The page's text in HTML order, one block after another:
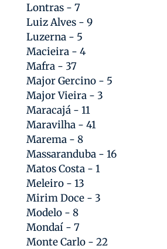
Lontras - 7
Luiz Alves - 9
Luzerna - 5
Macieira - 4
Mafra - 37
Major Gercino - 5
Major Vieira - 3
Maracajá - 11
Maravilha - 41
Marema - 8
Massaranduba - 16
Matos Costa - 1
Meleiro - 13
Mirim Doce - 3
Modelo - 8
Mondaí - 7
Monte Carlo - 22